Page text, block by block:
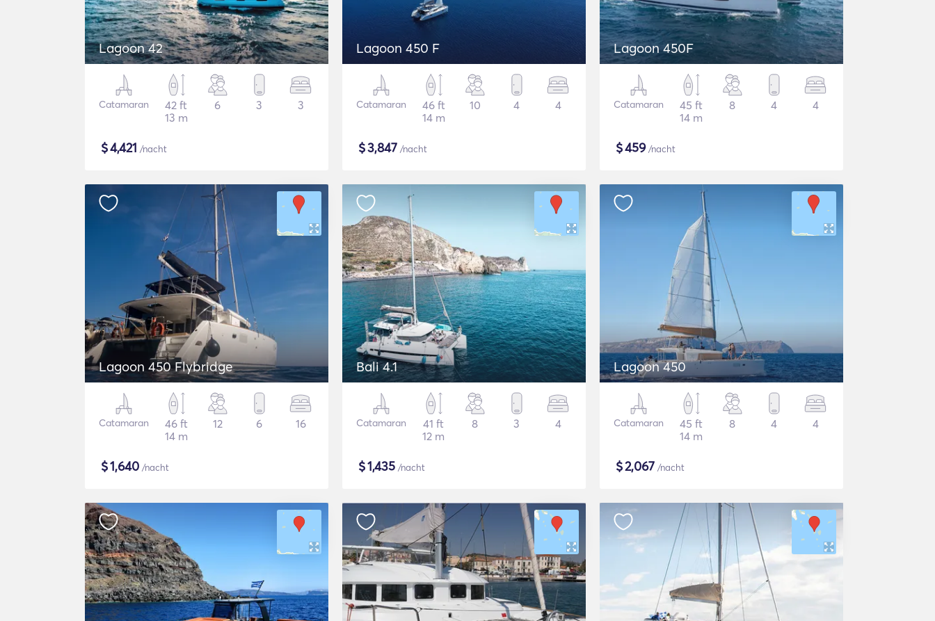
Lagoon 42
Catamaran
42 ft
13 m
6 3 3
$4,421 /nacht
Lagoon 450 F
Catamaran
46 ft
14 m
10 4 4
$3,847 /nacht
Lagoon 450F
Catamaran
45 ft
14 m
8 4 4
$459/nacht
Lagoon 450 Flybridge
Catamaran
46 ft
14 m
12 6 16
$1,640 /nacht
Bali 4.1
Catamaran
41 ft
12 m
8 3 4
$1,435 /nacht
Lagoon 450
Catamaran
45 ft
14 m
8 4 4
$2,067 /nacht